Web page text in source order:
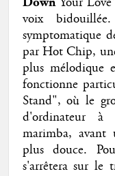
voix
symptomatique
par Hot Chip,
plus mélodique
fonctionne
Stand", où le
d'ordinateur à
marimba, avant
plus douce.
s'arrêtera sur le